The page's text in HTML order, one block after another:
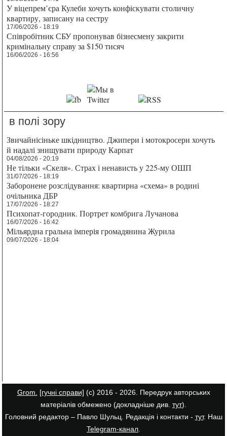
У віцепрем’єра Кулеби хочуть конфіскувати столичну
квартиру, записану на сестру
17/06/2026 - 18:19
Співробітник СБУ пропонував бізнесмену закрити
кримінальну справу за $150 тисяч
16/06/2026 - 16:56
в полі зору
Звичайнісіньке шкідництво. Джипери і мотокросери хочуть
й надалі знищувати природу Карпат
04/08/2026 - 20:19
Не тільки «Скеля». Страх і ненависть у 225-му ОШП
31/07/2026 - 18:19
Заборонене розслідування: квартирна «схема» в родині
очільника ДБР
17/07/2026 - 18:27
Психопат-городник. Портрет комбрига Лучанова
16/07/2026 - 16:42
Мільярдна гральна імперія громадянина Журила
09/07/2026 - 18:04
Grom. [гучні справи] (с) 2016 - 2026. Передрук авторських
матеріалів обмежено (докладніше див. тут).
Головний редактор – Павло Шульц. Редакція і контакти - тут. Наш
Telegram-канал